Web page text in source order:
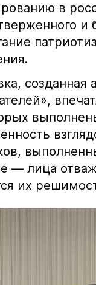
в
и
созданная
— лица
их